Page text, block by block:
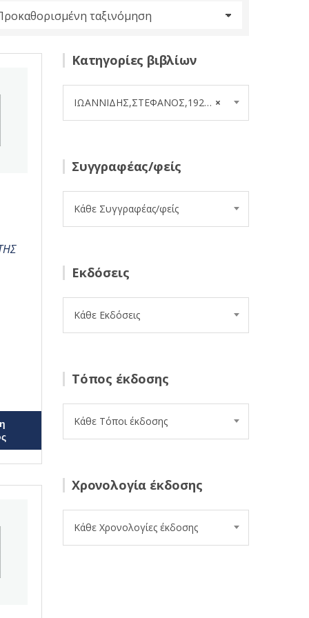
Κατηγορίες βιβλίων
×
ΙΩΑΝΝΙΔΗΣ,ΣΤΕΦΑΝΟΣ,1923-2001 (20)
Συγγραφέας/φείς
Κάθε Συγγραφέας/φείς
Εκδόσεις
Κάθε Εκδόσεις
Τόπος έκδοσης
Κάθε Τόποι έκδοσης
Χρονολογία έκδοσης
Κάθε Χρονολογίες έκδοσης